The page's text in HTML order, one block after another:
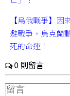
【烏俄戰爭】
避戰爭，烏克蘭
死的命運！